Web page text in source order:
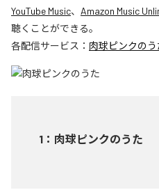
YouTube Music、 Amazon Music
聴くことができる。
各配信サービス： 肉球ピンクのう
1 ： 肉球ピンクのうた